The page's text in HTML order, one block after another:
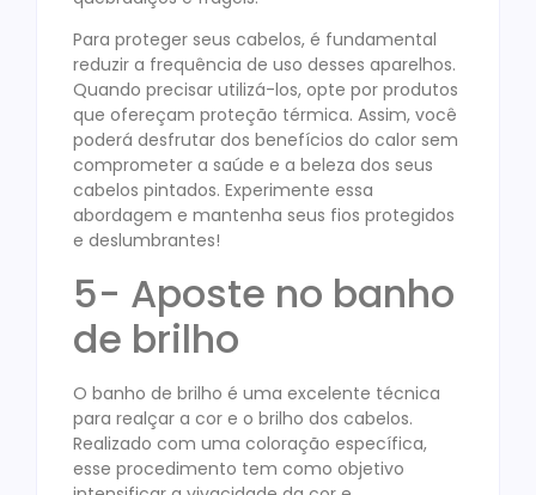
Para proteger seus cabelos, é fundamental
reduzir a frequência de uso desses aparelhos.
Quando precisar utilizá-los, opte por produtos
que ofereçam proteção térmica. Assim, você
poderá desfrutar dos benefícios do calor sem
comprometer a saúde e a beleza dos seus
cabelos pintados. Experimente essa
abordagem e mantenha seus fios protegidos
e deslumbrantes!
5- Aposte no banho
de brilho
O banho de brilho é uma excelente técnica
para realçar a cor e o brilho dos cabelos.
Realizado com uma coloração específica,
esse procedimento tem como objetivo